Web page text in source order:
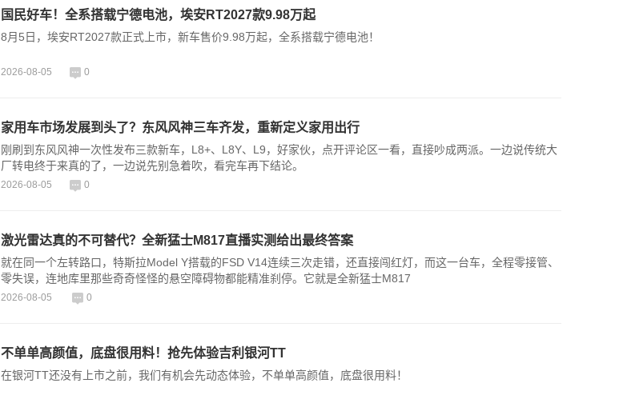
国民好车！全系搭载宁德电池，埃安RT2027款9.98万起
8月5日，埃安RT2027款正式上市，新车售价9.98万起，全系搭载宁德电池！
2026-08-05 0
家用车市场发展到头了？东风风神三车齐发，重新定义家用出行
刚刷到东风风神一次性发布三款新车，L8+、L8Y、L9，好家伙，点开评论区一看，直接吵成两派。一边说传统大
厂转电终于来真的了，一边说先别急着吹，看完车再下结论。
2026-08-05 0
激光雷达真的不可替代？全新猛士M817直播实测给出最终答案
就在同一个左转路口，特斯拉Model Y搭载的FSD V14连续三次走错，还直接闯红灯，而这一台车，全程零接管、
零失误，连地库里那些奇奇怪怪的悬空障碍物都能精准刹停。它就是全新猛士M817
2026-08-05 0
不单单高颜值，底盘很用料！抢先体验吉利银河TT
在银河TT还没有上市之前，我们有机会先动态体验，不单单高颜值，底盘很用料！